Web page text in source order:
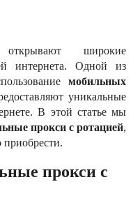
широкие
интернета. Одной из
мобильных
уникальные
В этой статье мы
прокси с ротацией,
прокси с